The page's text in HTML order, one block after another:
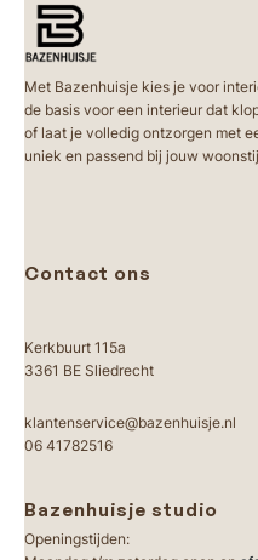
Met Bazenhuisje kies je voor
de basis voor een interieur dat
of laat je volledig ontzorgen met
uniek en passend bij jouw
Contact ons
Kerkbuurt 115a
3361 BE Sliedrecht
klantenservice@bazenhuisje.nl
06 41782516
Bazenhuisje studio
Openingstijden: